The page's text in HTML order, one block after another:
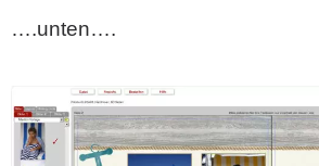
….unten….